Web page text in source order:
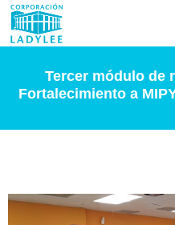
Tercer módulo de
Fortalecimiento a